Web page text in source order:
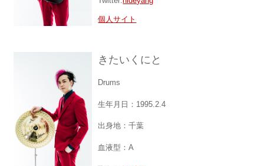
個人サイト
きたいくにと
Drums
生年月日：1995.2.4
出身地：千葉
血液型：A